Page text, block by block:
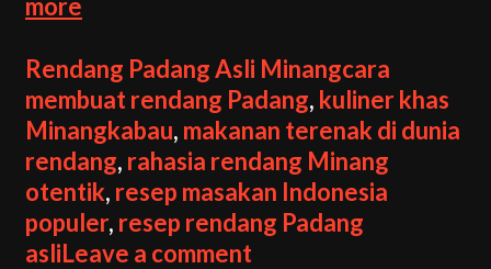
more
Padang
Asli
Minang
yang
Lezat
dan
Otentik
Categories
Rendang Padang Asli MinangTags
cara
membuat rendang Padang, kuliner khas
Minangkabau, makanan terenak di dunia
rendang, rahasia rendang Minang
otentik, resep masakan Indonesia
populer, resep rendang Padang
asliLeave a comment